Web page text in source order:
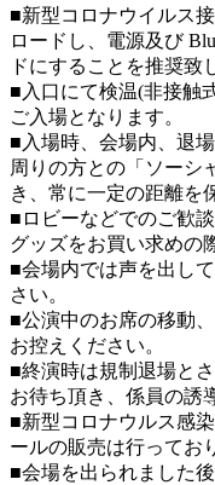
■新型コロナウイルス
ロードし、電源及び
ドにすることを推奨致
■入口にて検温(非接触
ご入場となります。
■入場時、会場内、退
周りの方との「ソーシ
き、常に一定の距離を
■ロビーなどでのご歓
グッズをお買い求めの
■会場内では声を出し
さい。
■公演中のお席の移動
お控えください。
■終演時は規制退場と
お待ち頂き、係員の誘
■新型コロナウルス感
ールの販売は行ってお
■会場を出られました